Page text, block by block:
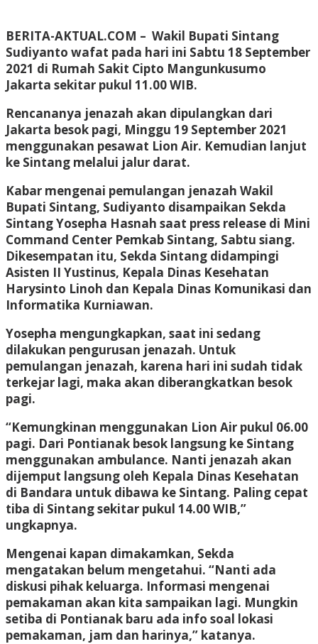
BERITA-AKTUAL.COM – Wakil Bupati Sintang
Sudiyanto wafat pada hari ini Sabtu 18 September
2021 di Rumah Sakit Cipto Mangunkusumo
Jakarta sekitar pukul 11.00 WIB.
Rencananya jenazah akan dipulangkan dari
Jakarta besok pagi, Minggu 19 September 2021
menggunakan pesawat Lion Air. Kemudian lanjut
ke Sintang melalui jalur darat.
Kabar mengenai pemulangan jenazah Wakil
Bupati Sintang, Sudiyanto disampaikan Sekda
Sintang Yosepha Hasnah saat press release di Mini
Command Center Pemkab Sintang, Sabtu siang.
Dikesempatan itu, Sekda Sintang didampingi
Asisten II Yustinus, Kepala Dinas Kesehatan
Harysinto Linoh dan Kepala Dinas Komunikasi dan
Informatika Kurniawan.
Yosepha mengungkapkan, saat ini sedang
dilakukan pengurusan jenazah. Untuk
pemulangan jenazah, karena hari ini sudah tidak
terkejar lagi, maka akan diberangkatkan besok
pagi.
“Kemungkinan menggunakan Lion Air pukul 06.00
pagi. Dari Pontianak besok langsung ke Sintang
menggunakan ambulance. Nanti jenazah akan
dijemput langsung oleh Kepala Dinas Kesehatan
di Bandara untuk dibawa ke Sintang. Paling cepat
tiba di Sintang sekitar pukul 14.00 WIB,”
ungkapnya.
Mengenai kapan dimakamkan, Sekda
mengatakan belum mengetahui. “Nanti ada
diskusi pihak keluarga. Informasi mengenai
pemakaman akan kita sampaikan lagi. Mungkin
setiba di Pontianak baru ada info soal lokasi
pemakaman, jam dan harinya,” katanya.